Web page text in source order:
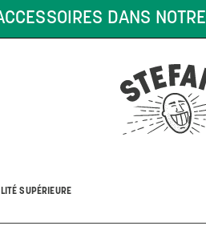
DE 75 $* ET PLUS !
SUPÉRIEURE